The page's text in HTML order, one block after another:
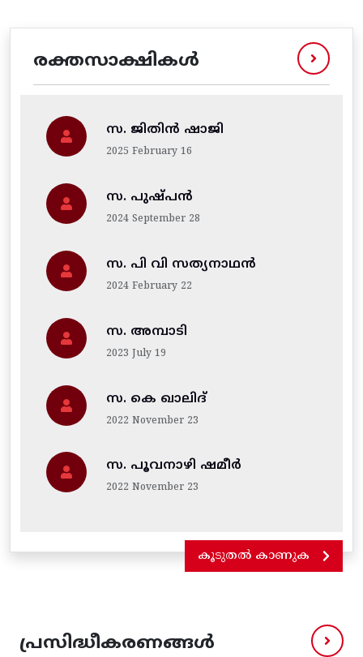
രക്തസാക്ഷികൾ
സ. ജിതിന്‍ ഷാജി
2025 February 16
സ. പുഷ്പൻ
2024 September 28
സ. പി വി സത്യനാഥൻ
2024 February 22
സ. അമ്പാടി
2023 July 19
സ. കെ ഖാലിദ്
2022 November 23
സ. പൂവനാഴി ഷമീർ
2022 November 23
കൂടുതൽ കാണുക
പ്രസിദ്ധീകരണങ്ങൾ